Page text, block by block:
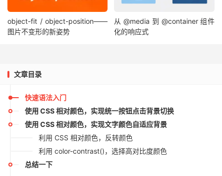
object-fit / object-position——
图片不变形的新姿势
从 @media 到 @container 组件
化的响应式
文章目录
快速语法入门
使用 CSS 相对颜色，实现统一按钮点击背景切换
使用 CSS 相对颜色，实现文字颜色自适应背景
利用 CSS 相对颜色，反转颜色
利用 color-contrast()，选择高对比度颜色
总结一下